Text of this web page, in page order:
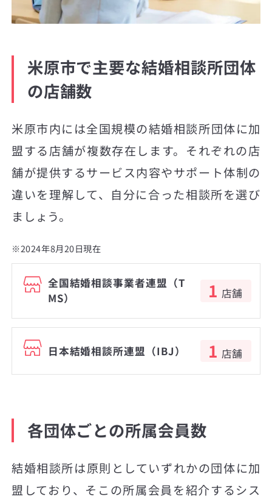
米原市で主要な結婚相談所団体
の店舗数
米原市内には全国規模の結婚相談所団体に加
盟する店舗が複数存在します。それぞれの店
舗が提供するサービス内容やサポート体制の
違いを理解して、自分に合った相談所を選び
ましょう。
※2024年8月20日現在
全国結婚相談事業者連盟（T
MS）
1 店舗
日本結婚相談所連盟（IBJ） 1 店舗
各団体ごとの所属会員数
結婚相談所は原則としていずれかの団体に加
盟しており、そこの所属会員を紹介するシス